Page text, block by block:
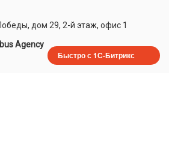
дом 29, 2-й этаж, офис 1
Agency
Быстро с 1С-Битрикс